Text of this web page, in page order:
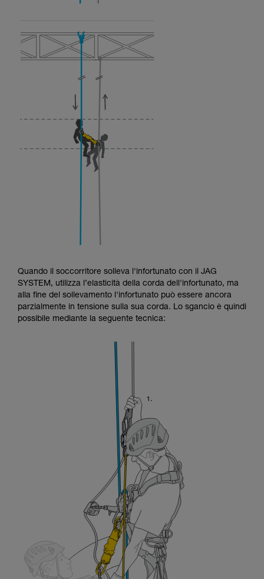
Quando il soccorritore solleva l'infortunato con il JAG
SYSTEM, utilizza l’elasticità della corda dell'infortunato, ma
alla fine del sollevamento l'infortunato può essere ancora
parzialmente in tensione sulla sua corda. Lo sgancio è quindi
possibile mediante la seguente tecnica: